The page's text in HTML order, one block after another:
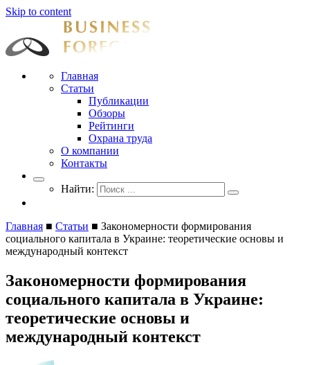
Skip to content
Businessforecast
Аналитика и прогнозирование для профессионалов
Главная
Статьи
Публикации
Обзоры
Рейтинги
Охрана труда
О компании
Контакты
Найти:
Главная ■ Статьи ■ Закономерности формирования
социального капитала в Украине: теоретические основы и
международный контекст
Закономерности формирования
социального капитала в Украине:
теоретические основы и
международный контекст